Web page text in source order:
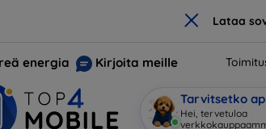
× Lataa
energia Kirjoita meille
Tarvitsetko
Hei, |